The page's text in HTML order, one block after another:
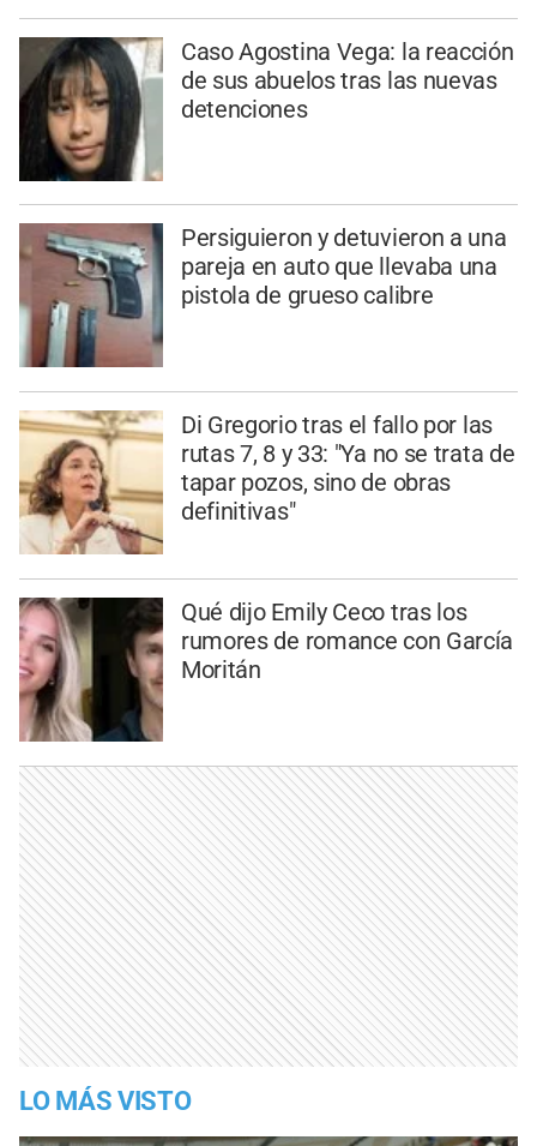
Caso Agostina Vega: la reacción
de sus abuelos tras las nuevas
detenciones
Persiguieron y detuvieron a una
pareja en auto que llevaba una
pistola de grueso calibre
Di Gregorio tras el fallo por las
rutas 7, 8 y 33: "Ya no se trata de
tapar pozos, sino de obras
definitivas"
Qué dijo Emily Ceco tras los
rumores de romance con García
Moritán
LO MÁS VISTO